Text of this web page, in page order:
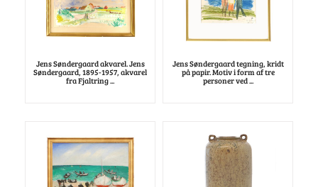
Jens Søndergaard akvarel. Jens
Søndergaard, 1895-1957, akvarel
fra Fjaltring ...
Jens Søndergaard tegning, kridt
på papir. Motiv i form af tre
personer ved ...